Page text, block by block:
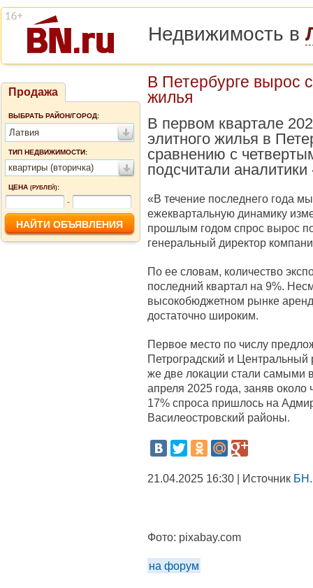
Недвижимость в
Продажа
ВЫБРАТЬ РАЙОН/ГОРОД:
Латвия
ТИП НЕДВИЖИМОСТИ:
квартиры (вторичка)
ЦЕНА (РУБЛЕЙ):
-
В Петербурге вырос
жилья
В первом квартале
элитного жилья в
сравнению с
подсчитали
«В течение последнего года
ежеквартальную динамику
прошлым годом спрос вырос
генеральный директор
По ее словам, количество
последний квартал на 9%.
высокобюджетном рынке
достаточно широким.
Первое место по числу
Петроградский и
же две локации стали самыми
апреля 2025 года, заняв около
17% спроса пришлось на
Василеостровский районы.
21.04.2025 16:30 | Источник
Фото: pixabay.com
на форум